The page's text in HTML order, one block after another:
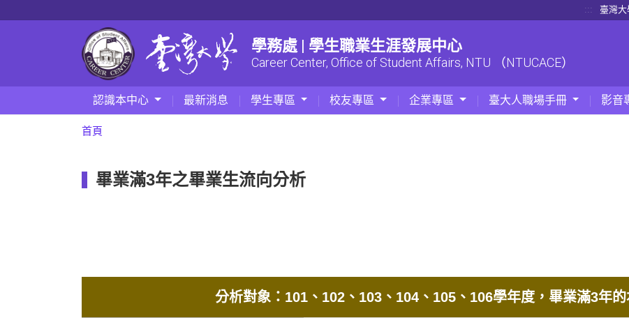
::: 臺灣大
學務處 | 學生職業生涯發展中心
Career Center, Office of Student Affairs, NTU （NTUCACE）
認識本中心 最新消息 學生專區 校友專區 企業專區 臺大人職場手冊 影音
首頁
畢業滿3年之畢業生流向分析
分析對象：101、102、103、104、105、106學年度，畢業滿3年的